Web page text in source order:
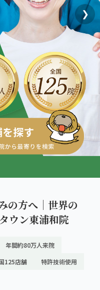
ダを。
❯
の方へ｜世界の
ウン東浦和院
年間約80万人来院
125店舗 特許技術使用